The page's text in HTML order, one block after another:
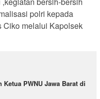
polri kepada
Ciko melalui Kapolsek
PWNU Jawa Barat di